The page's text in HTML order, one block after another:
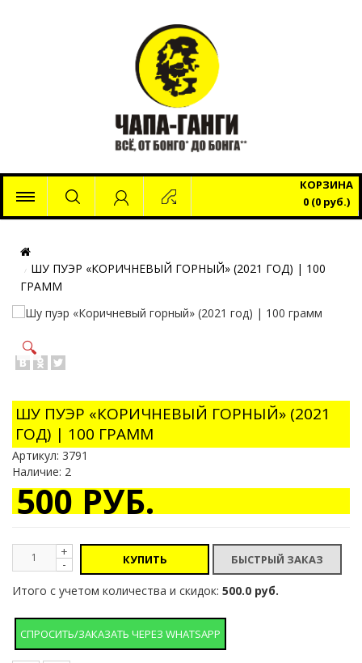
КОРЗИНА
0 (0 руб.)
ШУ ПУЭР «КОРИЧНЕВЫЙ ГОРНЫЙ» (2021 ГОД) | 100
ГРАММ
🔍
ШУ ПУЭР «КОРИЧНЕВЫЙ ГОРНЫЙ» (2021
ГОД) | 100 ГРАММ
Артикул: 3791
Наличие: 2
500 РУБ.
+
- КУПИТЬ
Итого с учетом количества и скидок: 500.0 руб.
СПРОСИТЬ/ЗАКАЗАТЬ ЧЕРЕЗ WHATSAPP